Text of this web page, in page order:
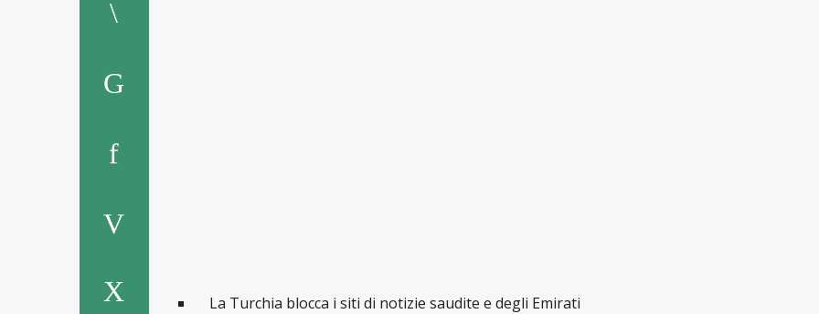
La Turchia blocca i siti di notizie saudite e degli Emirati